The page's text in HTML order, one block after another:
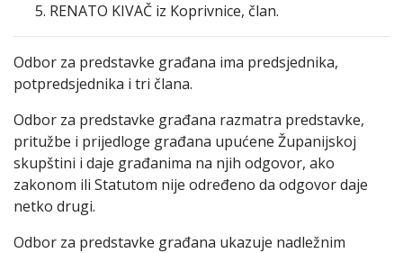
RENATO KIVAČ iz Koprivnice, član.
Odbor za predstavke građana ima predsjednika,
potpredsjednika i tri člana.
Odbor za predstavke građana razmatra predstavke,
pritužbe i prijedloge građana upućene Županijskoj
skupštini i daje građanima na njih odgovor, ako
zakonom ili Statutom nije određeno da odgovor daje
netko drugi.
Odbor za predstavke građana ukazuje nadležnim